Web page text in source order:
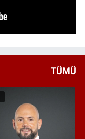
TÜMÜ